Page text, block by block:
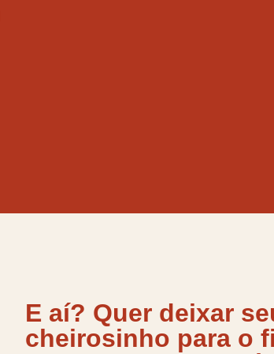
E aí? Quer deixar
cheirosinho para o